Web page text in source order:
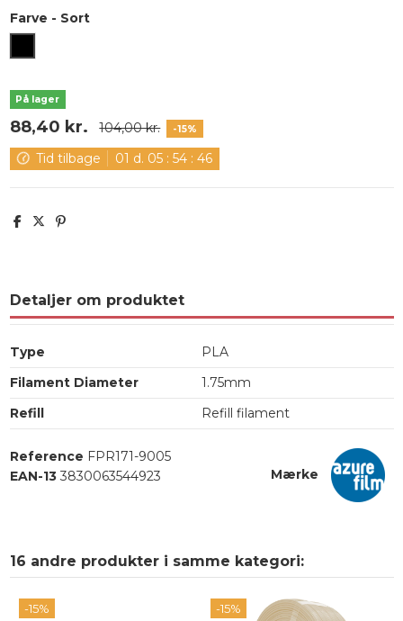
Farve - Sort
På lager
88,40 kr. 104,00 kr. -15%
Tid tilbage 01 d. 05: 54: 46
Detaljer om produktet
Type
PLA
Filament Diameter
1.75mm
Refill
Refill filament
Mærke
Reference FPR171-9005
EAN-13 3830063544923
16 andre produkter i samme kategori:
-15% -15%